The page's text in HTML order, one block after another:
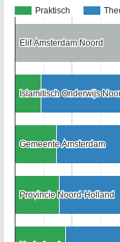
Praktisch
Elif Amsterdam Noord
Elif Amsterdam Noord
Islamitisch Onderwijs
Islamitisch Onderwijs
Gemeente Amsterdam
Gemeente Amsterdam
Provincie Noord-Holland
Provincie Noord-Holland